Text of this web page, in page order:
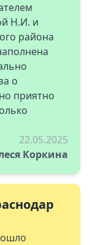
Н.И. и
района
о
приятно
22.05.2025
Коркина